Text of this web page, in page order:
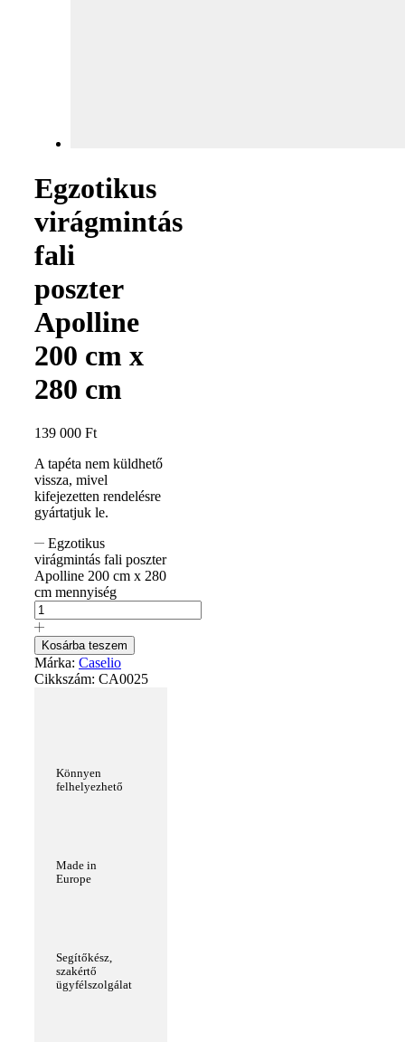
Egzotikus
virágmintás
fali
poszter
Apolline
200 cm x
280 cm
139 000 Ft
A tapéta nem küldhető
vissza, mivel
kifejezetten rendelésre
gyártatjuk le.
Egzotikus
virágmintás fali poszter
Apolline 200 cm x 280
cm mennyiség
Kosárba teszem
Márka: Caselio
Cikkszám: CA0025
Könnyen
felhelyezhető
Made in
Europe
Segítőkész,
szakértő
ügyfélszolgálat